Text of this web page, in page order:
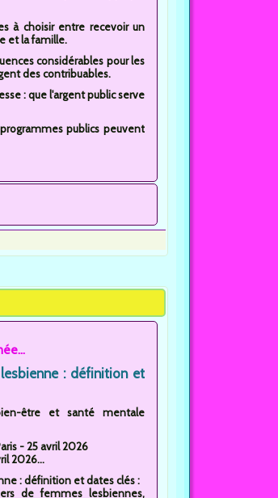
à choisir entre recevoir un
et la famille.
considérables pour les
des contribuables.
: que l'argent public serve
publics peuvent
: définition et
être et santé mentale
- 25 avril 2026
2026...
: définition et dates clés :
de femmes lesbiennes,